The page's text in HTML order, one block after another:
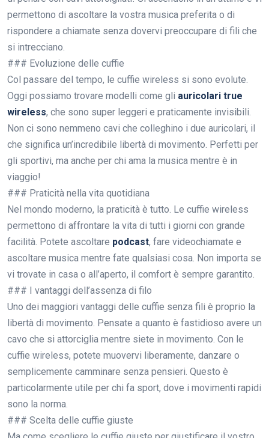
permettono di ascoltare la vostra musica preferita o di
rispondere a chiamate senza dovervi preoccupare di fili che
si intrecciano.
### Evoluzione delle cuffie
Col passare del tempo, le cuffie wireless si sono evolute.
Oggi possiamo trovare modelli come gli auricolari true
wireless, che sono super leggeri e praticamente invisibili.
Non ci sono nemmeno cavi che colleghino i due auricolari, il
che significa un’incredibile libertà di movimento. Perfetti per
gli sportivi, ma anche per chi ama la musica mentre è in
viaggio!
### Praticità nella vita quotidiana
Nel mondo moderno, la praticità è tutto. Le cuffie wireless
permettono di affrontare la vita di tutti i giorni con grande
facilità. Potete ascoltare podcast, fare videochiamate e
ascoltare musica mentre fate qualsiasi cosa. Non importa se
vi trovate in casa o all’aperto, il comfort è sempre garantito.
### I vantaggi dell’assenza di filo
Uno dei maggiori vantaggi delle cuffie senza fili è proprio la
libertà di movimento. Pensate a quanto è fastidioso avere un
cavo che si attorciglia mentre siete in movimento. Con le
cuffie wireless, potete muovervi liberamente, danzare o
semplicemente camminare senza pensieri. Questo è
particolarmente utile per chi fa sport, dove i movimenti rapidi
sono la norma.
### Scelta delle cuffie giuste